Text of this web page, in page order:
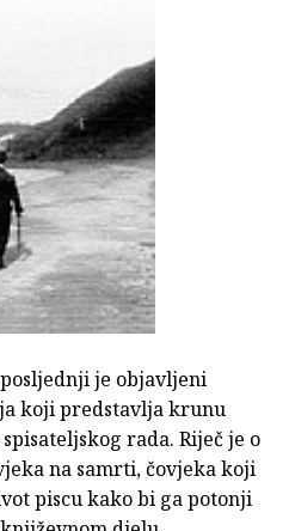
je objavljeni
koji predstavlja krunu
rada. Riječ je o
na samrti, čovjeka koji
piscu kako bi ga potonji